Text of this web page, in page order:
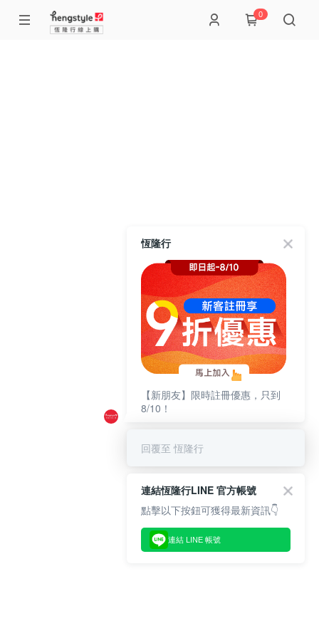
0
恆隆行
【新朋友】限時註冊優惠，只到
8/10！
回覆至 恆隆行
連結恆隆行LINE 官方帳號
點擊以下按鈕可獲得最新資訊👇
連結 LINE 帳號